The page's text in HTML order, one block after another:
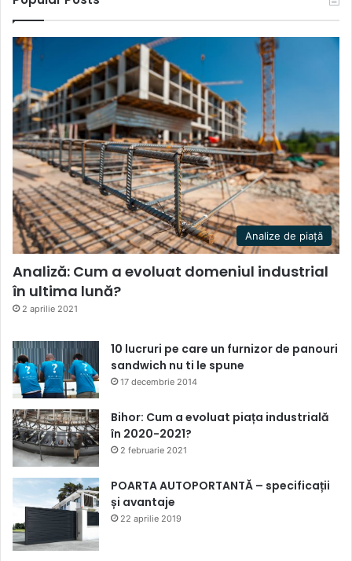
Analize de piață
Analiză: Cum a evoluat domeniul industrial
în ultima lună?
2 aprilie 2021
10 lucruri pe care un furnizor de panouri
sandwich nu ti le spune
17 decembrie 2014
Bihor: Cum a evoluat piața industrială
în 2020-2021?
2 februarie 2021
POARTA AUTOPORTANTĂ – specificații
și avantaje
22 aprilie 2019